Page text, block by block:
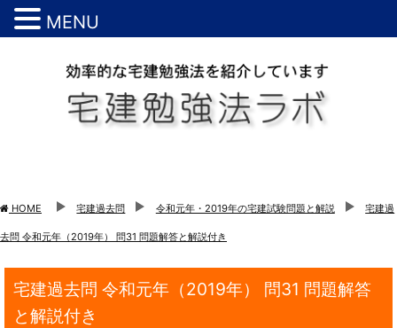
HOME 宅建過去問 令和元年・2019年の宅建試験問題と解説 宅建過
去問 令和元年（2019年） 問31 問題解答と解説付き
宅建過去問 令和元年（2019年） 問31 問題解答
と解説付き
MENU